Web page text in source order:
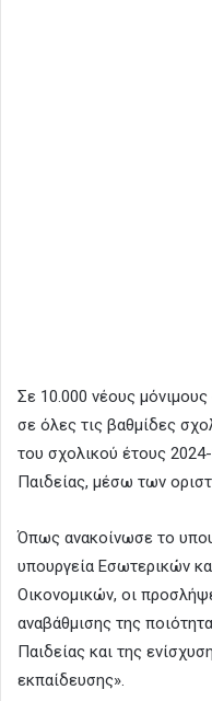
Σε 10.000 νέους
σε όλες τις βαθμίδες
του σχολικού έτους
Παιδείας, μέσω των
Όπως ανακοίνωσε το
υπουργεία Εσωτερικών
Οικονομικών, οι
αναβάθμισης της
Παιδείας και της
εκπαίδευσης».